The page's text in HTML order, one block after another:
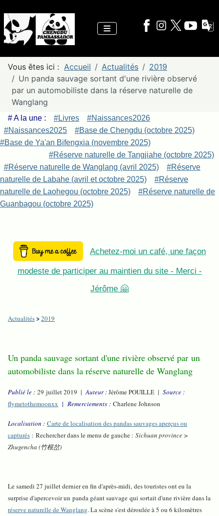
Vous êtes ici : Accueil Actualités
2019
Un panda sauvage sortant d'une rivière observé
par un automobiliste dans la réserve naturelle de
Wanglang
# A la une : #Livres
#Naissances2026
#Naissances2025
#Base de Chengdu (octobre 2025)
#Base de Ya'an Bifengxia (novembre 2025)
#Réserve naturelle de Tangjiahe (octobre 2025)
#Réserve naturelle de Wanglang (avril 2025)
#Réserve
naturelle de Labahe (avril et octobre 2025)
#Réserve
naturelle de Laohegou (octobre 2025)
#Réserve naturelle de
Guanbagou (octobre 2025)
Achetez-moi un café, une façon
modeste de participer au maintien du site - Merci -
Jérôme 🤗
Actualités>2019
Un panda sauvage sortant d'une rivière observé par un
automobiliste dans la réserve naturelle de Wanglang
Publié le : 29 juillet 2019 |Auteur :Jérôme POUILLE | Source :
flymetothemoonxx | Remerciements : Charlene Johnson
Localisation : Carte de localisation des pandas sauvages aperçus ou
capturés : Rechercher dans le menu de gauche : Sichuan province >
Zhugencha (竹根岔)
Le samedi 27 juillet dernier en fin d'après-midi, des touristes ont eu la
surprise d'apercevoir un panda géant sauvage qui sortait d'une rivière dans la
réserve naturelle de Wanglang. La scène s'est déroulée à 5 ou 6 kilomètres